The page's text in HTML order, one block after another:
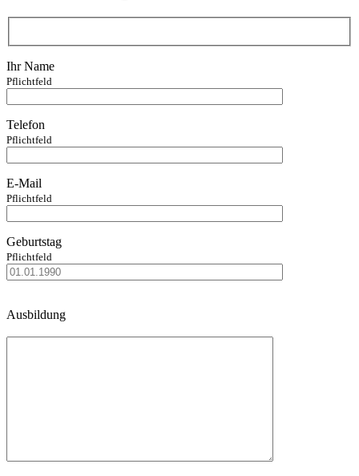
Ihr Name
Pflichtfeld
Telefon
Pflichtfeld
E-Mail
Pflichtfeld
Geburtstag
Pflichtfeld
lasse
Ausbildung